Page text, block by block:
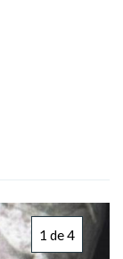
1 de 4